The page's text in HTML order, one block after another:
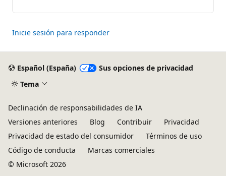
Inicie sesión para responder
Español (España)
Sus opciones de privacidad
Tema
Declinación de responsabilidades de IA
Versiones anteriores
Blog Contribuir
Privacidad
Privacidad de estado del consumidor
Términos de uso
Código de conducta
Marcas comerciales
© Microsoft 2026